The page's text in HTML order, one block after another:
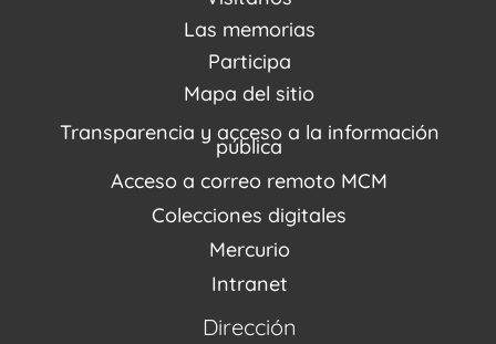
Noticias
PQRSDF
Visítanos
Reserva tus espacios
Agenda / Programación
Recorridos Virtuales
Las memorias
Centro de Recursos
Repositorio (MUSEO / CASA / MEMORIA)
Narrativas del conflicto
Proyectos
Enlaces de memorias
Fondo Editorial
Participa
Estímulos
Mapa del sitio
Transparencia y acceso a la información
pública
Acceso a correo remoto MCM
Colecciones digitales
Mercurio
Intranet
Dirección